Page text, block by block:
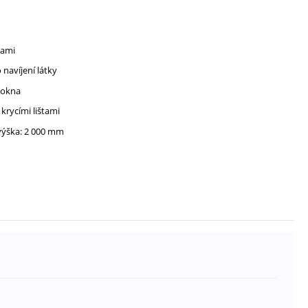
navíjení látky
lištami
2 000 mm